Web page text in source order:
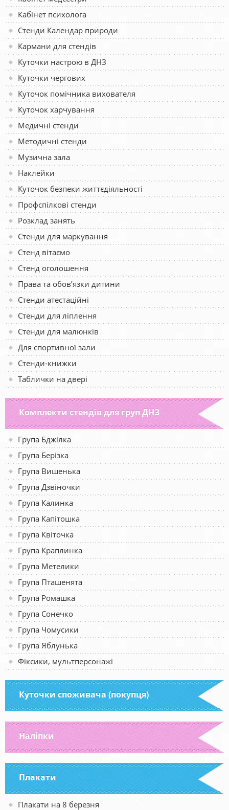
Кабінет психолога
Стенди Календар природи
Кармани для стендів
Куточки настрою в ДНЗ
Куточки чергових
Куточок помічника вихователя
Куточок харчування
Медичні стенди
Методичні стенди
Музична зала
Наклейки
Куточок безпеки життєдіяльності
Профспілкові стенди
Розклад занять
Стенди для маркування
Стенд вітаємо
Стенд оголошення
Права та обов’язки дитини
Стенди атестаційні
Стенди для ліплення
Стенди для малюнків
Для спортивної зали
Стенди-книжки
Таблички на двері
Комплекти стендів для груп ДНЗ
Група Бджілка
Група Берізка
Група Вишенька
Група Дзвіночки
Група Калинка
Група Капітошка
Група Квіточка
Група Краплинка
Група Метелики
Група Пташенята
Група Ромашка
Група Сонечко
Група Чомусики
Група Яблунька
Фіксики, мультперсонажі
Куточки споживача (покупця)
Наліпки
Плакати
Плакати на 8 березня